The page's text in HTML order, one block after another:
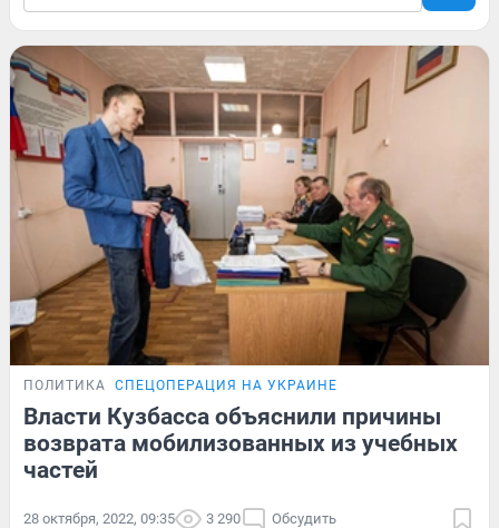
ПОЛИТИКА СПЕЦОПЕРАЦИЯ НА УКРАИНЕ
Власти Кузбасса объяснили причины
возврата мобилизованных из учебных
частей
28 октября, 2022, 09:35 3 290 Обсудить